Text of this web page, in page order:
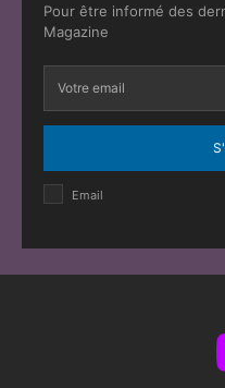
Pour être informé des
Magazine
Email